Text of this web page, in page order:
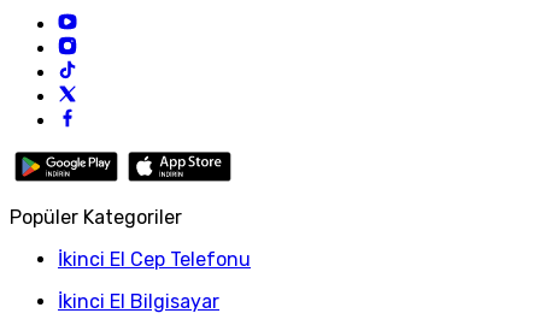
Popüler Kategoriler
İkinci El Cep Telefonu
İkinci El Bilgisayar